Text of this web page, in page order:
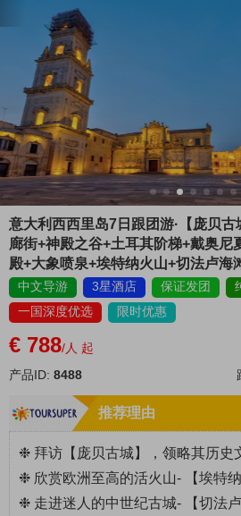
意大利西西里岛7日跟团游·【庞贝
廊街+神殿之谷+土耳其阶梯+戴奥尼
殿+大象喷泉+埃特纳火山+切法卢海
中文导游 3星酒店 保证发团
一国深度优选
限时优惠
€ 788/人 起
产品ID: 8488
推荐理由
❉ 拜访【 庞贝古城】
，领略其历史
❉ 欣赏欧洲至高的活火山- 【埃特
❉ 走进迷人的中世纪古城-
【切法